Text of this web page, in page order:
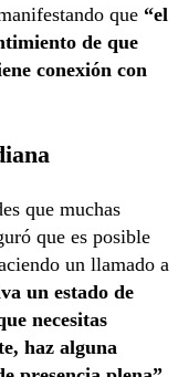
que “el
de que
conexión con
que muchas
que es posible
un llamado a
un estado de
necesitas
haz alguna